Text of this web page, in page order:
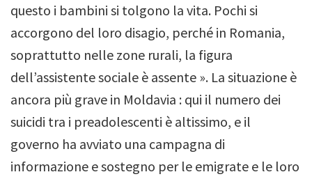
questo i bambini si tolgono la vita. Pochi si
accorgono del loro disagio, perché in Romania,
soprattutto nelle zone rurali, la figura
dell’assistente sociale è assente ». La situazione è
ancora più grave in Moldavia : qui il numero dei
suicidi tra i preadolescenti è altissimo, e il
governo ha avviato una campagna di
informazione e sostegno per le emigrate e le loro